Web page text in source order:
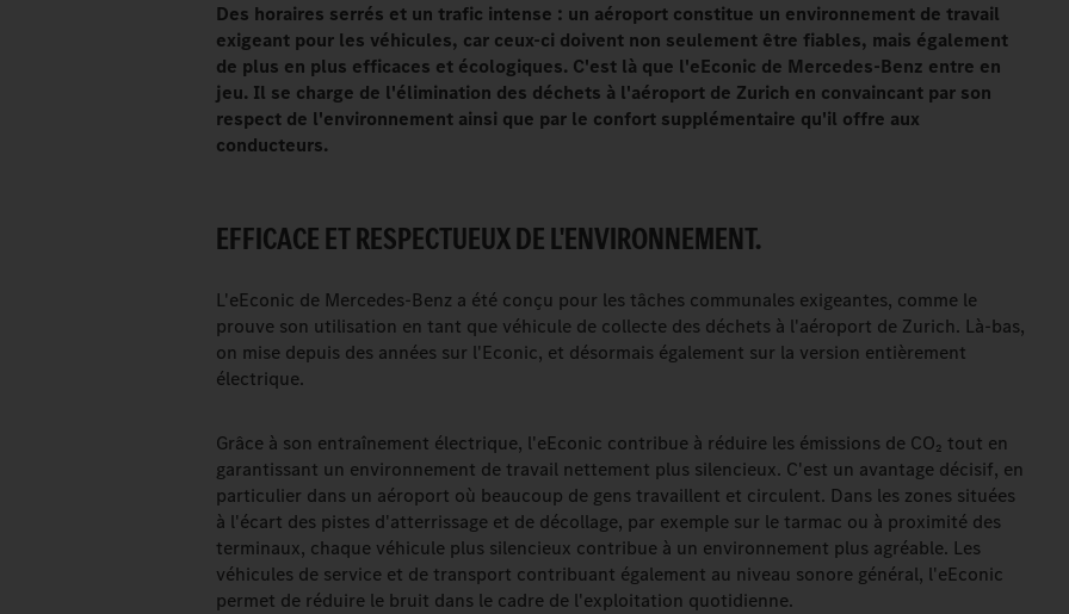
Des horaires serrés et un trafic intense : un aéroport constitue un environnement de travail
exigeant pour les véhicules, car ceux-ci doivent non seulement être fiables, mais également
de plus en plus efficaces et écologiques. C'est là que l'eEconic de Mercedes-Benz entre en
jeu. Il se charge de l'élimination des déchets à l'aéroport de Zurich en convaincant par son
respect de l'environnement ainsi que par le confort supplémentaire qu'il offre aux
conducteurs.
EFFICACE ET RESPECTUEUX DE L'ENVIRONNEMENT.
L'eEconic de Mercedes-Benz a été conçu pour les tâches communales exigeantes, comme le
prouve son utilisation en tant que véhicule de collecte des déchets à l'aéroport de Zurich. Là-bas,
on mise depuis des années sur l'Econic, et désormais également sur la version entièrement
électrique.
Grâce à son entraînement électrique, l'eEconic contribue à réduire les émissions de CO₂ tout en
garantissant un environnement de travail nettement plus silencieux. C'est un avantage décisif, en
particulier dans un aéroport où beaucoup de gens travaillent et circulent. Dans les zones situées
à l'écart des pistes d'atterrissage et de décollage, par exemple sur le tarmac ou à proximité des
terminaux, chaque véhicule plus silencieux contribue à un environnement plus agréable. Les
véhicules de service et de transport contribuant également au niveau sonore général, l'eEconic
permet de réduire le bruit dans le cadre de l'exploitation quotidienne.